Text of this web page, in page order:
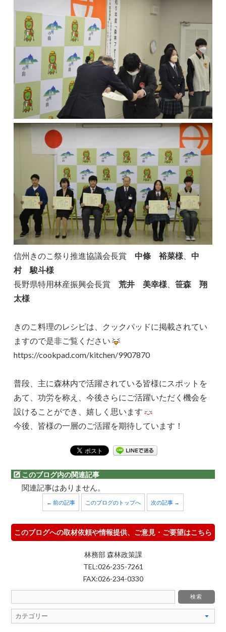
信州きのこ祭り推進協議会長賞 中條 裕菜様
中
村 駿斗様
長野県特用林産振興会長賞荒井 美幸様 、笹森 翔
太様
きのこ料理のレシピは、クックパッドに掲載されてい
ますので是非ご覧ください
https://cookpad.com/kitchen/9907870
普段、主に森林内で活躍されている皆様にスポットを
あて、功労を称え、今後さらにご活躍いただく機会を
設けることができ、嬉しく思います
今後、皆様の一層のご活躍を期待しています！
このブログ内の関連記事
関連記事はありません。
← 前の記事 このブログのトップへ 次の記事 →
このブログへの取材依頼や情報提供、ご意見・ご要望はこちら
林務部 森林政策課
TEL:026-235-7261
FAX:026-234-0330